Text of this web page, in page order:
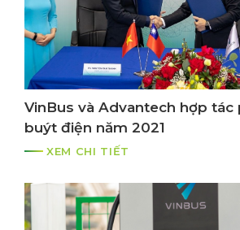
VinBus và Advantech hợp tác
buýt điện năm 2021
XEM CHI TIẾT